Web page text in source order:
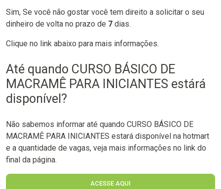
Sim, Se você não gostar você tem direito a solicitar o seu
dinheiro de volta no prazo de 7 dias.
Clique no link abaixo para mais informações.
Até quando CURSO BÁSICO DE
MACRAMÊ PARA INICIANTES estárá
disponível?
Não sabemos informar até quando CURSO BÁSICO DE
MACRAMÊ PARA INICIANTES estará disponível na hotmart
e a quantidade de vagas, veja mais informações no link do
final da página.
ACESSE AQUI